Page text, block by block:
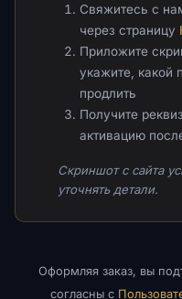
Свяжитесь с
через страницу
Приложите
укажите, какой
продлить
Получите
активацию
Скриншот с сайта
уточнять детали.
Оформляя заказ, вы
согласны с